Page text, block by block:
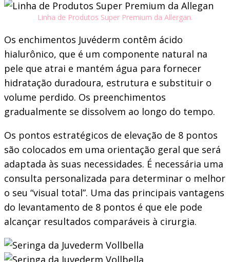
Linha de Produtos Super Premium da Allergan.
Os enchimentos Juvéderm contêm ácido
hialurônico, que é um componente natural na
pele que atrai e mantém água para fornecer
hidratação duradoura, estrutura e substituir o
volume perdido. Os preenchimentos
gradualmente se dissolvem ao longo do tempo.
Os pontos estratégicos de elevação de 8 pontos
são colocados em uma orientação geral que será
adaptada às suas necessidades. É necessária uma
consulta personalizada para determinar o melhor
o seu “visual total”. Uma das principais vantagens
do levantamento de 8 pontos é que ele pode
alcançar resultados comparáveis à cirurgia.